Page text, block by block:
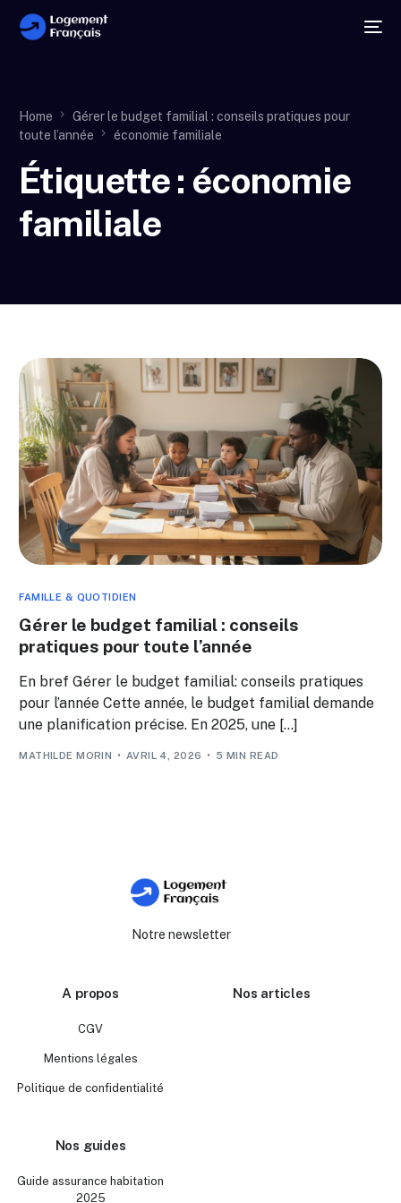
Home
Gérer le budget familial : conseils pratiques pour
toute l’année
économie familiale
Étiquette : économie
familiale
FAMILLE & QUOTIDIEN
Gérer le budget familial : conseils
pratiques pour toute l’année
En bref Gérer le budget familial: conseils pratiques
pour l’année Cette année, le budget familial demande
une planification précise. En 2025, une […]
MATHILDE MORIN AVRIL 4, 2026 5 MIN READ
Notre newsletter
A propos
CGV
Mentions légales
Politique de confidentialité
Nos articles
Nos guides
Guide assurance habitation
2025